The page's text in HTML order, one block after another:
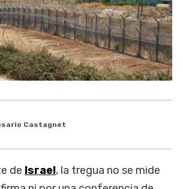
Castagnet
de Israel, la tregua no se mide